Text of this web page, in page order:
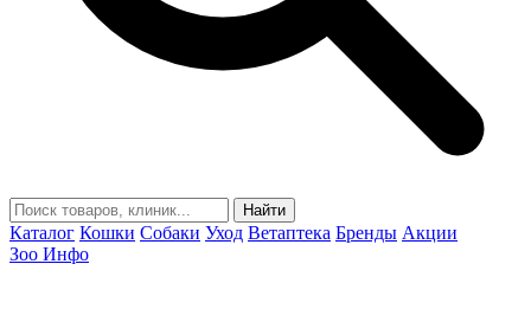
Найти
Каталог Кошки Собаки Уход Ветаптека Бренды Акции
Зоо Инфо